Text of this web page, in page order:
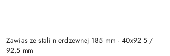
Zawias ze stali nierdzewnej 185 mm - 40x92,5 /
92,5 mm
DO KOSZYKA